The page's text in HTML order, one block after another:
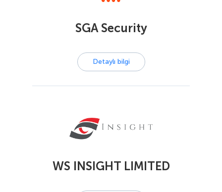
SGA Security
Detaylı bilgi
WS INSIGHT LIMITED